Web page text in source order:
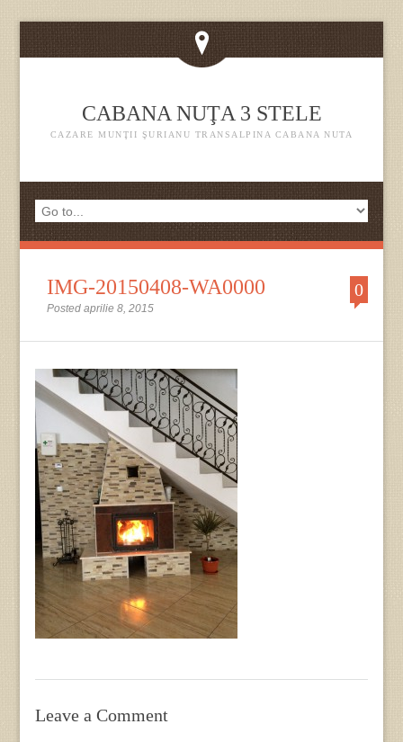
CABANA NUŢA 3 STELE
CAZARE MUNŢII ŞURIANU TRANSALPINA CABANA NUTA
IMG-20150408-WA0000
Posted aprilie 8, 2015
0
Leave a Comment